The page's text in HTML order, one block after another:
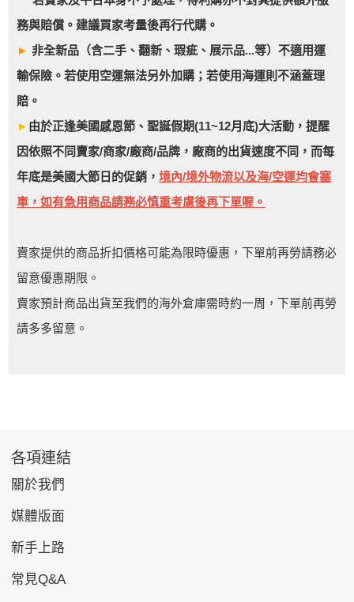
務與賠償。建議買家考量後再行代購。
► 非全新品（含二手、翻新、瑕疵、展示品...等）不適用運
輸保險。若使用空運無法另外加購；若使用海運則不涵蓋理
賠。
► 由於正逢美國感恩節、聖誕假期(11~12月底)大活動，提醒
因依照不同賣家/商家/廠商/品牌，廠商的出貨速度不同，而每
年底是美國大節日的促銷，境內/境外物流以及海/空運均會塞
車，如有急用商品請務必慎重考慮後再下單喔。
賣家提供的商品折扣價格可能為限時優惠，下單前再勞請務必
留意優惠期限。
賣家預計商品出貨至我們的海外倉庫需時約一周，下單前再勞
請多多留意。
各項連結
關於我們
媒體版面
新手上路
常見Q&A